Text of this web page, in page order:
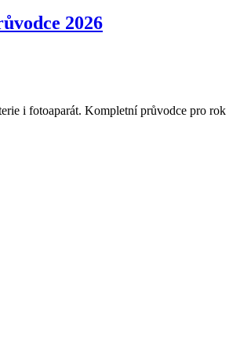
2026
i fotoaparát. Kompletní průvodce pro